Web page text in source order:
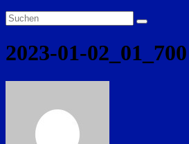
2023-01-02_01_700